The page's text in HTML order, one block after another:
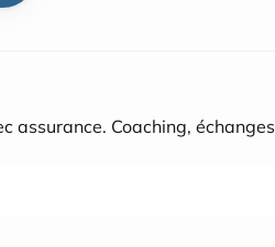
assurance. Coaching, échanges